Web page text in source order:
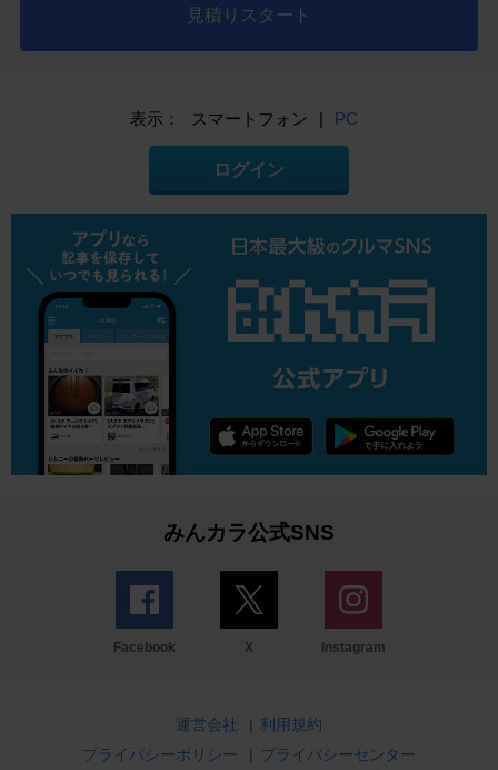
見積りスタート
表示： スマートフォン | PC
ログイン
みんカラ公式SNS
Facebook X Instagram
運営会社 | 利用規約
プライバシーポリシー
| プライバシーセンター